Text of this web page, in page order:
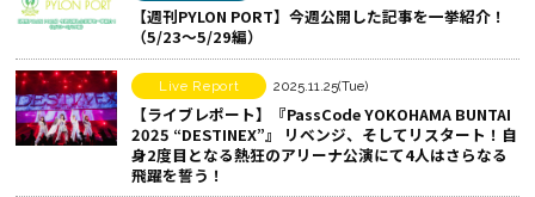
ェ
ア
す
る
【週刊PYLON PORT】今週公開した記事を一挙紹介！
（5/23〜5/29編）
Live Report 2025.11.25(Tue)
【ライブレポート】『PassCode YOKOHAMA BUNTAI
2025 “DESTINEX”』 リベンジ、そしてリスタート！自
身2度目となる熱狂のアリーナ公演にて4人はさらなる
飛躍を誓う！